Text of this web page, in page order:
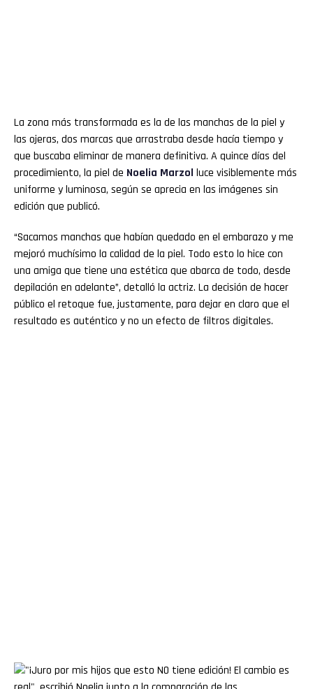
La zona más transformada es la de las manchas de la piel y
las ojeras, dos marcas que arrastraba desde hacía tiempo y
que buscaba eliminar de manera definitiva. A quince días del
procedimiento, la piel de Noelia Marzol luce visiblemente más
uniforme y luminosa, según se aprecia en las imágenes sin
edición que publicó.
“Sacamos manchas que habían quedado en el embarazo y me
mejoró muchísimo la calidad de la piel. Todo esto lo hice con
una amiga que tiene una estética que abarca de todo, desde
depilación en adelante”, detalló la actriz. La decisión de hacer
público el retoque fue, justamente, para dejar en claro que el
resultado es auténtico y no un efecto de filtros digitales.